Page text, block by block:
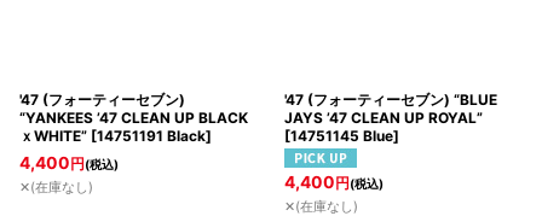
'47 (フォーティーセブン)
“YANKEES ’47 CLEAN UP BLACK
ｘWHITE” [14751191 Black]
4,400円(税込)
✕(在庫なし)
'47 (フォーティーセブン) “BLUE
JAYS ’47 CLEAN UP ROYAL”
[14751145 Blue]
4,400円(税込)
✕(在庫なし)